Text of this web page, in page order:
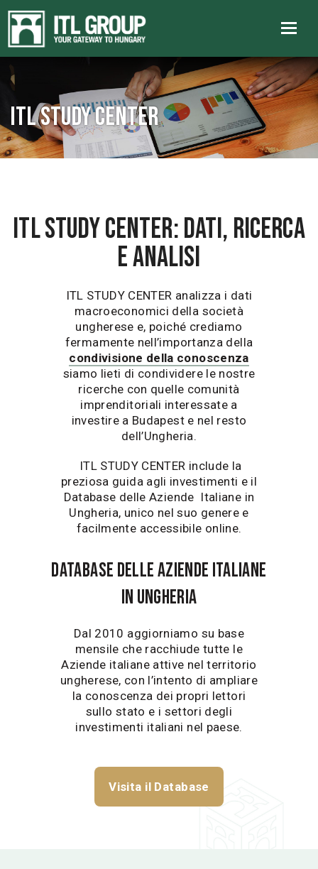
ITL Study Center
ITL STUDY CENTER: DATI, RICERCA
E ANALISI
ITL STUDY CENTER analizza i dati
macroeconomici della società
ungherese e, poiché crediamo
fermamente nell’importanza della
condivisione della conoscenza
siamo lieti di condividere le nostre
ricerche con quelle comunità
imprenditoriali interessate a
investire a Budapest e nel resto
dell’Ungheria.
ITL STUDY CENTER include la
preziosa guida agli investimenti e il
Database delle Aziende Italiane in
Ungheria, unico nel suo genere e
facilmente accessibile online.
Database delle aziende italiane
in Ungheria
Dal 2010 aggiorniamo su base
mensile che racchiude tutte le
Aziende italiane attive nel territorio
ungherese, con l’intento di ampliare
la conoscenza dei propri lettori
sullo stato e i settori degli
investimenti italiani nel paese.
Visita il Database